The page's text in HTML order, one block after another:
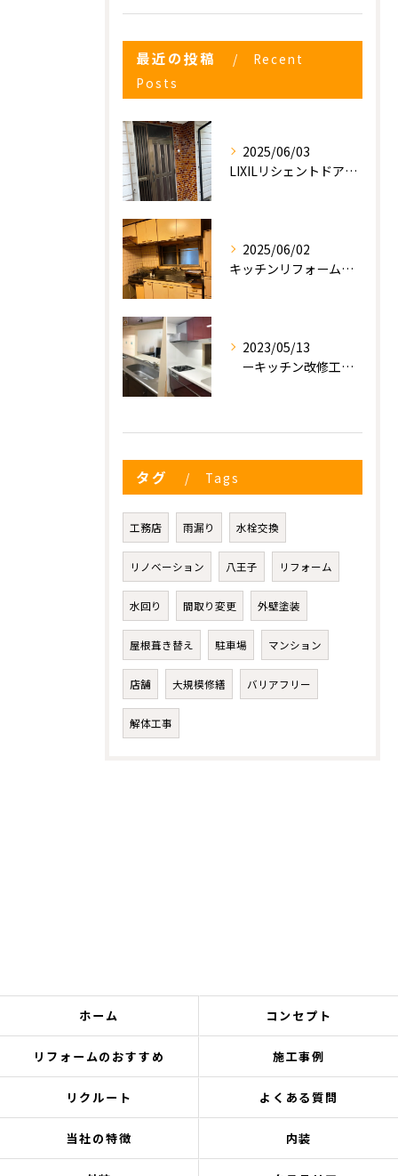
最近の投稿
Recent
Posts
2025/06/03
LIXILリシェントドアの入れ替え
2025/06/02
キッチンリフォーム工事
2023/05/13
ーキッチン改修工事ー
タグ Tags
工務店 雨漏り 水栓交換
リノベーション 八王子 リフォーム
水回り 間取り変更 外壁塗装
屋根葺き替え 駐車場 マンション
店舗 大規模修繕 バリアフリー
解体工事
ホーム コンセプト
リフォームのおすすめ 施工事例
リクルート よくある質問
当社の特徴 内装